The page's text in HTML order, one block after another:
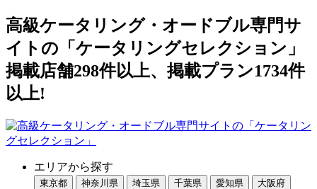
高級ケータリング・オードブル専門サ
イトの「ケータリングセレクション」
掲載店舗298件以上、掲載プラン1734件
以上!
エリアから探す
東京都 神奈川県 埼玉県 千葉県 愛知県
大阪府